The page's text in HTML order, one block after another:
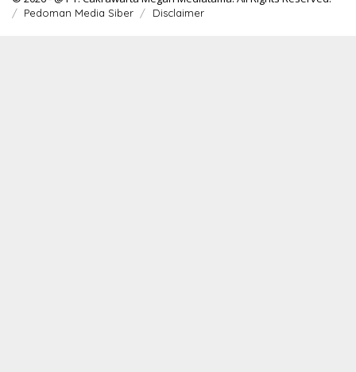
Pedoman Media Siber Disclaimer